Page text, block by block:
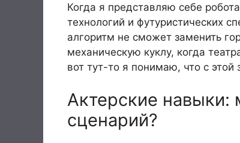
Когда я представляю себе
технологий и футуристических
алгоритм не сможет заменить
механическую куклу, когда
вот тут-то я понимаю, что с этой
Актерские навыки:
сценарий?